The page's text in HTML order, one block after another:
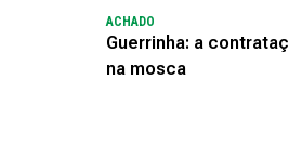
ACHADO
Guerrinha: a
na mosca